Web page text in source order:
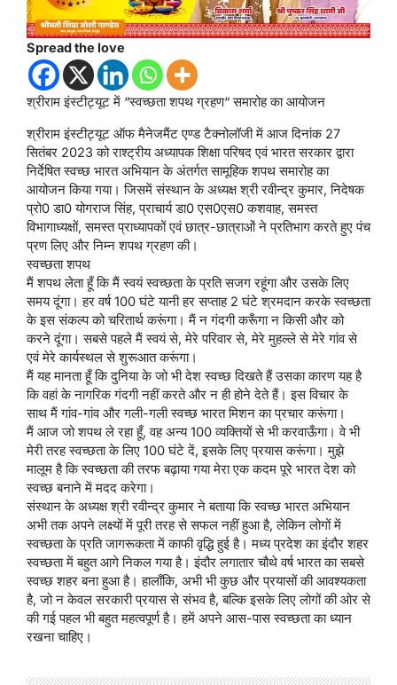
Spread the love
श्रीराम इंस्टीट्यूट में “स्वच्छता शपथ ग्रहण“ समारोह का आयोजन
श्रीराम इंस्टीट्यूट ऑफ मैनेजमैंट एण्ड टैक्नोलॉजी में आज दिनांक 27
सितंबर 2023 को राश्ट्रीय अध्यापक शिक्षा परिषद एवं भारत सरकार द्वारा
निर्देषित स्वच्छ भारत अभियान के अंतर्गत सामूहिक शपथ समारोह का
आयोजन किया गया। जिसमें संस्थान के अध्यक्ष श्री रवीन्द्र कुमार, निदेषक
प्रो0 डा0 योगराज सिंह, प्राचार्य डा0 एस0एस0 कशवाह, समस्त
विभागाध्यक्षों, समस्त प्राध्यापकों एवं छात्र-छात्राओं ने प्रतिभाग करते हुए पंच
प्रण लिए और निम्न शपथ ग्रहण की।
स्वच्छता शपथ
मैं शपथ लेता हूँ कि मैं स्वयं स्वच्छता के प्रति सजग रहूंगा और उसके लिए
समय दूंगा। हर वर्ष 100 घंटे यानी हर सप्ताह 2 घंटे श्रमदान करके स्वच्छता
के इस संकल्प को चरितार्थ करूंगा। मैं न गंदगी करूँगा न किसी और को
करने दूंगा। सबसे पहले मैं स्वयं से, मेरे परिवार से, मेरे मुहल्ले से मेरे गांव से
एवं मेरे कार्यस्थल से शुरूआत करूंगा।
मैं यह मानता हूँ कि दुनिया के जो भी देश स्वच्छ दिखते हैं उसका कारण यह है
कि वहां के नागरिक गंदगी नहीं करते और न ही होने देते हैं। इस विचार के
साथ मैं गांव-गांव और गली-गली स्वच्छ भारत मिशन का प्रचार करूंगा।
मैं आज जो शपथ ले रहा हूँ, वह अन्य 100 व्यक्तियों से भी करवाऊँगा। वे भी
मेरी तरह स्वच्छता के लिए 100 घंटे दें, इसके लिए प्रयास करूंगा। मुझे
मालूम है कि स्वच्छता की तरफ बढ़ाया गया मेरा एक कदम पूरे भारत देश को
स्वच्छ बनाने में मदद करेगा।
संस्थान के अध्यक्ष श्री रवीन्द्र कुमार ने बताया कि स्वच्छ भारत अभियान
अभी तक अपने लक्ष्यों में पूरी तरह से सफल नहीं हुआ है, लेकिन लोगों में
स्वच्छता के प्रति जागरूकता में काफी वृद्धि हुई है। मध्य प्रदेश का इंदौर शहर
स्वच्छता में बहुत आगे निकल गया है। इंदौर लगातार चौथे वर्ष भारत का सबसे
स्वच्छ शहर बना हुआ है। हालाँकि, अभी भी कुछ और प्रयासों की आवश्यकता
है, जो न केवल सरकारी प्रयास से संभव है, बल्कि इसके लिए लोगों की ओर से
की गई पहल भी बहुत महत्वपूर्ण है। हमें अपने आस-पास स्वच्छता का ध्यान
रखना चाहिए।